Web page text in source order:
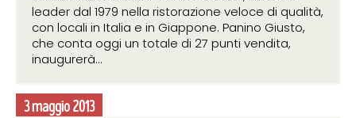
3 maggio 2013
leader dal 1979 nella ristorazione veloce di qualità,
con locali in Italia e in Giappone. Panino Giusto,
che conta oggi un totale di 27 punti vendita,
inaugurerà...